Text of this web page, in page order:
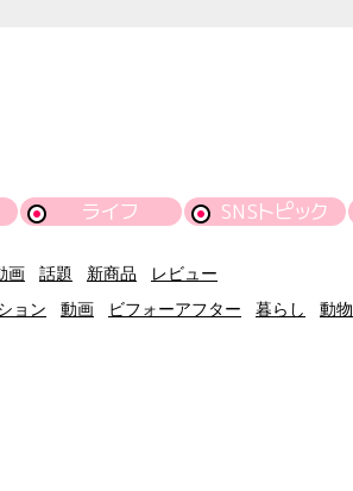
ライフ SNSトピック
画 話題 新商品
レビュー
ョン 動画 ビフォーアフター 暮らし 動物